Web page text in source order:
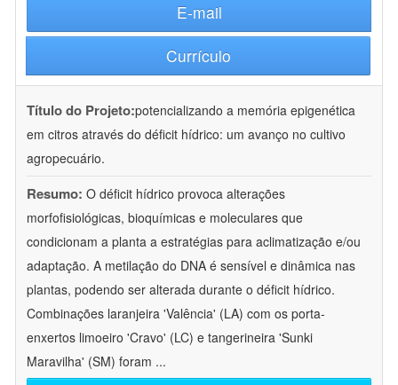
E-mail
Currículo
Título do Projeto:potencializando a memória epigenética
em citros através do déficit hídrico: um avanço no cultivo
agropecuário.
Resumo: O déficit hídrico provoca alterações
morfofisiológicas, bioquímicas e moleculares que
condicionam a planta a estratégias para aclimatização e/ou
adaptação. A metilação do DNA é sensível e dinâmica nas
plantas, podendo ser alterada durante o déficit hídrico.
Combinações laranjeira 'Valência' (LA) com os porta-
enxertos limoeiro 'Cravo' (LC) e tangerineira 'Sunki
Maravilha' (SM) foram ...